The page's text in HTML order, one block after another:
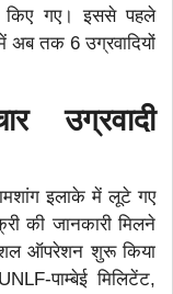
किए गए। इससे पहले
अब तक 6 उग्रवादियों
उग्रवादी
इलाके में लूटे गए
की जानकारी मिलने
ऑपरेशन शुरू किया
पाम्बेई मिलिटेंट,